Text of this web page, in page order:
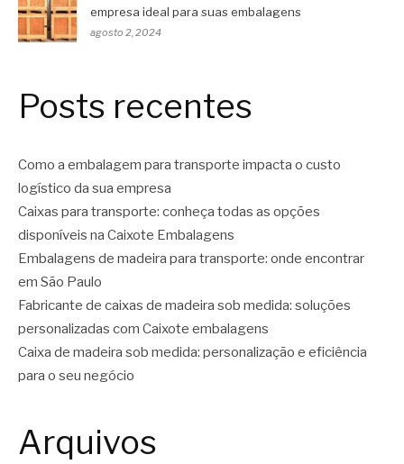
empresa ideal para suas embalagens
agosto 2, 2024
Posts recentes
Como a embalagem para transporte impacta o custo
logístico da sua empresa
Caixas para transporte: conheça todas as opções
disponíveis na Caixote Embalagens
Embalagens de madeira para transporte: onde encontrar
em São Paulo
Fabricante de caixas de madeira sob medida: soluções
personalizadas com Caixote embalagens
Caixa de madeira sob medida: personalização e eficiência
para o seu negócio
Arquivos